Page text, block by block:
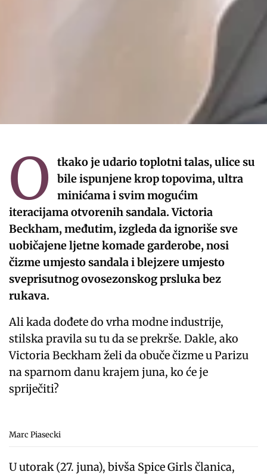
O
tkako je udario toplotni talas, ulice su
bile ispunjene krop topovima, ultra
minićama i svim mogućim
iteracijama otvorenih sandala. Victoria
Beckham, međutim, izgleda da ignoriše sve
uobičajene ljetne komade garderobe, nosi
čizme umjesto sandala i blejzere umjesto
sveprisutnog ovosezonskog prsluka bez
rukava.
Ali kada dođete do vrha modne industrije,
stilska pravila su tu da se prekrše. Dakle, ako
Victoria Beckham želi da obuče čizme u Parizu
na sparnom danu krajem juna, ko će je
spriječiti?
Marc Piasecki
U utorak (27. juna), bivša Spice Girls članica,